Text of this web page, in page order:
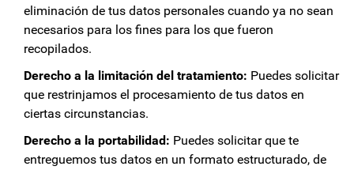
eliminación de tus datos personales cuando ya no sean
necesarios para los fines para los que fueron
recopilados.
Derecho a la limitación del tratamiento: Puedes solicitar
que restrinjamos el procesamiento de tus datos en
ciertas circunstancias.
Derecho a la portabilidad: Puedes solicitar que te
entreguemos tus datos en un formato estructurado, de